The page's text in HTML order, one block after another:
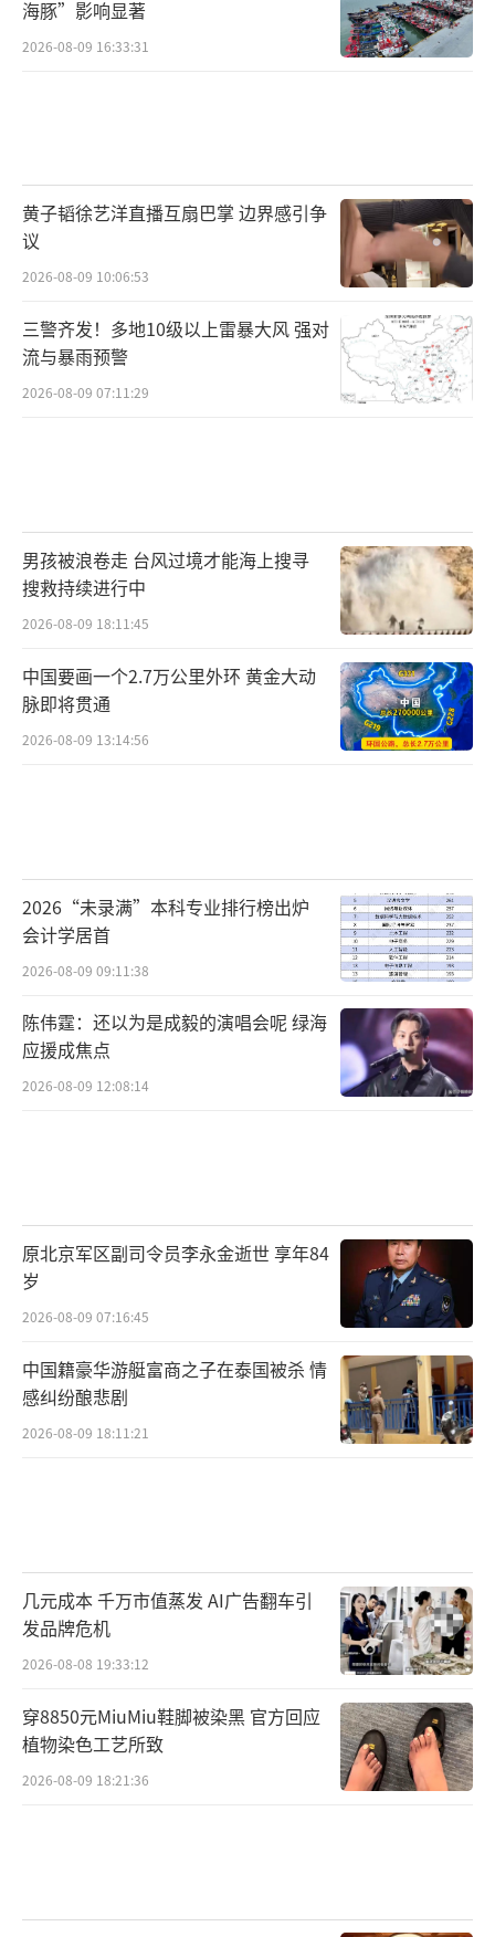
至50万辆的市场中，同时涌入数十款产品，竞
争烈度骤增。
的差异化程度有限。当所有产品都标榜“豪
华”“旗舰”“智能天花板”时，真正能打动
消费者的差异化卖点变得稀缺。价格战风险正
急剧上升，利润空间面临被压缩的可能。
在这一细分市场中，理想和问界已占据先
发优势，积累了用户口碑和品牌认知。后来者
如蔚来ES9、比亚迪大唐需要更高的推广成本才
7%，较2024年的20.5%下降1.8个百分点，即
便是领先企业也面临利润率压力。
市场增长也存在不确定性。2025年中国乘
用车销量2374万辆，同比增长3.8%，增速放
缓。在经济增速放缓、居民消费预期偏谨慎的
背景下，高价车型的持续增长动能存疑。大型S
从更长周期看，大型SUV市场的淘汰赛已
经开始。2025年问界M9销量从2024年的15.6万
辆降至11.8万辆，下滑24%。这表明即便在增
长市场中，头部品牌也难以长期保持增长。随
着更多玩家入场，市场集中度可能进一步下
降，多数车型月销量或长期处于低位。对于车
企而言，跟进入局容易，持续盈利艰难。（责任
海豚”影响显著
2026-08-09 16:33:31
黄子韬徐艺洋直播互扇巴掌 边界感引争
议
2026-08-09 10:06:53
三警齐发！多地10级以上雷暴大风 强对
流与暴雨预警
2026-08-09 07:11:29
男孩被浪卷走 台风过境才能海上搜寻
搜救持续进行中
2026-08-09 18:11:45
中国要画一个2.7万公里外环 黄金大动
脉即将贯通
2026-08-09 13:14:56
2026“未录满”本科专业排行榜出炉
会计学居首
2026-08-09 09:11:38
陈伟霆：还以为是成毅的演唱会呢 绿海
应援成焦点
2026-08-09 12:08:14
原北京军区副司令员李永金逝世 享年84
岁
2026-08-09 07:16:45
中国籍豪华游艇富商之子在泰国被杀 情
感纠纷酿悲剧
2026-08-09 18:11:21
几元成本 千万市值蒸发 AI广告翻车引
发品牌危机
2026-08-08 19:33:12
穿8850元MiuMiu鞋脚被染黑 官方回应
植物染色工艺所致
2026-08-09 18:21:36